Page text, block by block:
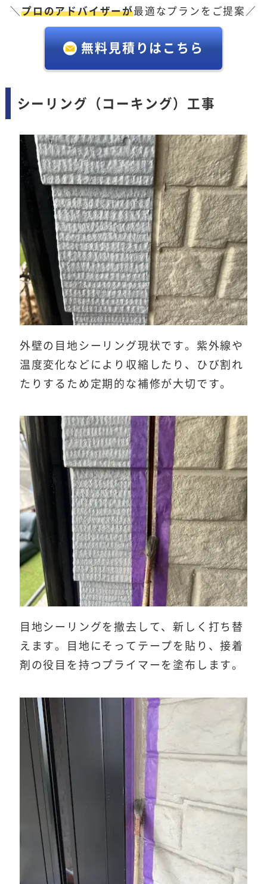
＼プロのアドバイザーが最適なプランをご提案／
無料見積りはこちら
シーリング（コーキング）工事
外壁の目地シーリング現状です。紫外線や
温度変化などにより収縮したり、ひび割れ
たりするため定期的な補修が大切です。
目地シーリングを撤去して、新しく打ち替
えます。目地にそってテープを貼り、接着
剤の役目を持つプライマーを塗布します。